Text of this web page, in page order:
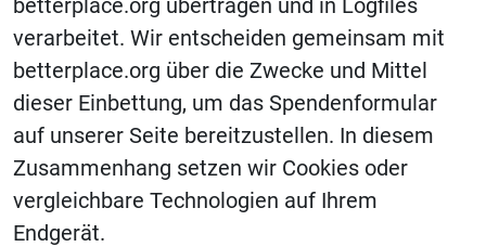
betterplace.org übertragen und in Logfiles
verarbeitet. Wir entscheiden gemeinsam mit
betterplace.org über die Zwecke und Mittel
dieser Einbettung, um das Spendenformular
auf unserer Seite bereitzustellen. In diesem
Zusammenhang setzen wir Cookies oder
vergleichbare Technologien auf Ihrem
Endgerät.